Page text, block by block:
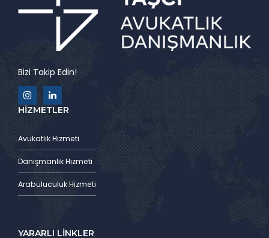
Bizi Takip Edin!
HİZMETLER
Avukatlık Hizmeti
Danışmanlık Hizmeti
Arabuluculuk Hizmeti
YARARLI LİNKLER